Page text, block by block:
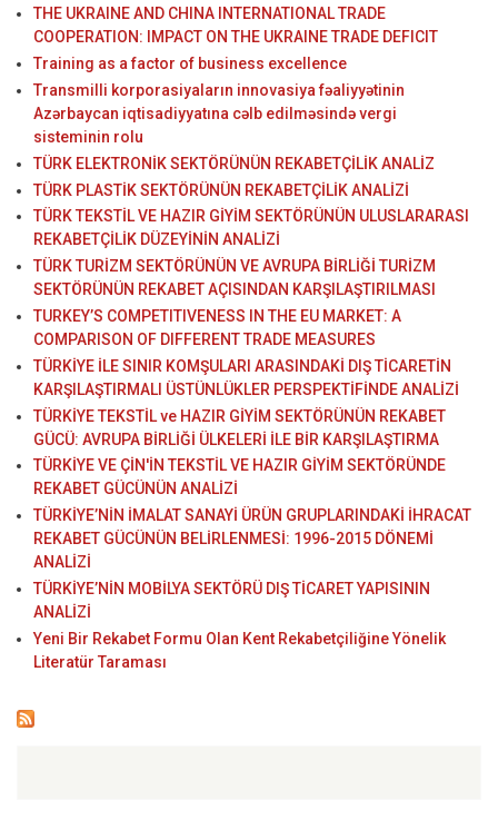
THE UKRAINE AND CHINA INTERNATIONAL TRADE
COOPERATION: IMPACT ON THE UKRAINE TRADE DEFICIT
Training as a factor of business excellence
Transmilli korporasiyaların innovasiya fəaliyyətinin
Azərbaycan iqtisadiyyatına cəlb edilməsində vergi
sisteminin rolu
TÜRK ELEKTRONİK SEKTÖRÜNÜN REKABETÇİLİK ANALİZ
TÜRK PLASTİK SEKTÖRÜNÜN REKABETÇİLİK ANALİZİ
TÜRK TEKSTİL VE HAZIR GİYİM SEKTÖRÜNÜN ULUSLARARASI
REKABETÇİLİK DÜZEYİNİN ANALİZİ
TÜRK TURİZM SEKTÖRÜNÜN VE AVRUPA BİRLİĞİ TURİZM
SEKTÖRÜNÜN REKABET AÇISINDAN KARŞILAŞTIRILMASI
TURKEY’S COMPETITIVENESS IN THE EU MARKET: A
COMPARISON OF DIFFERENT TRADE MEASURES
TÜRKİYE İLE SINIR KOMŞULARI ARASINDAKİ DIŞ TİCARETİN
KARŞILAŞTIRMALI ÜSTÜNLÜKLER PERSPEKTİFİNDE ANALİZİ
TÜRKİYE TEKSTİL ve HAZIR GİYİM SEKTÖRÜNÜN REKABET
GÜCÜ: AVRUPA BİRLİĞİ ÜLKELERİ İLE BİR KARŞILAŞTIRMA
TÜRKİYE VE ÇİN'İN TEKSTİL VE HAZIR GİYİM SEKTÖRÜNDE
REKABET GÜCÜNÜN ANALİZİ
TÜRKİYE’NİN İMALAT SANAYİ ÜRÜN GRUPLARINDAKİ İHRACAT
REKABET GÜCÜNÜN BELİRLENMESİ: 1996-2015 DÖNEMİ
ANALİZİ
TÜRKİYE’NİN MOBİLYA SEKTÖRÜ DIŞ TİCARET YAPISININ
ANALİZİ
Yeni Bir Rekabet Formu Olan Kent Rekabetçiliğine Yönelik
Literatür Taraması